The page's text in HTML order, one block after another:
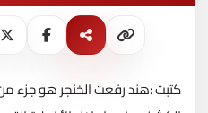
كتبت :هند رفعت الخنجر هو جزء